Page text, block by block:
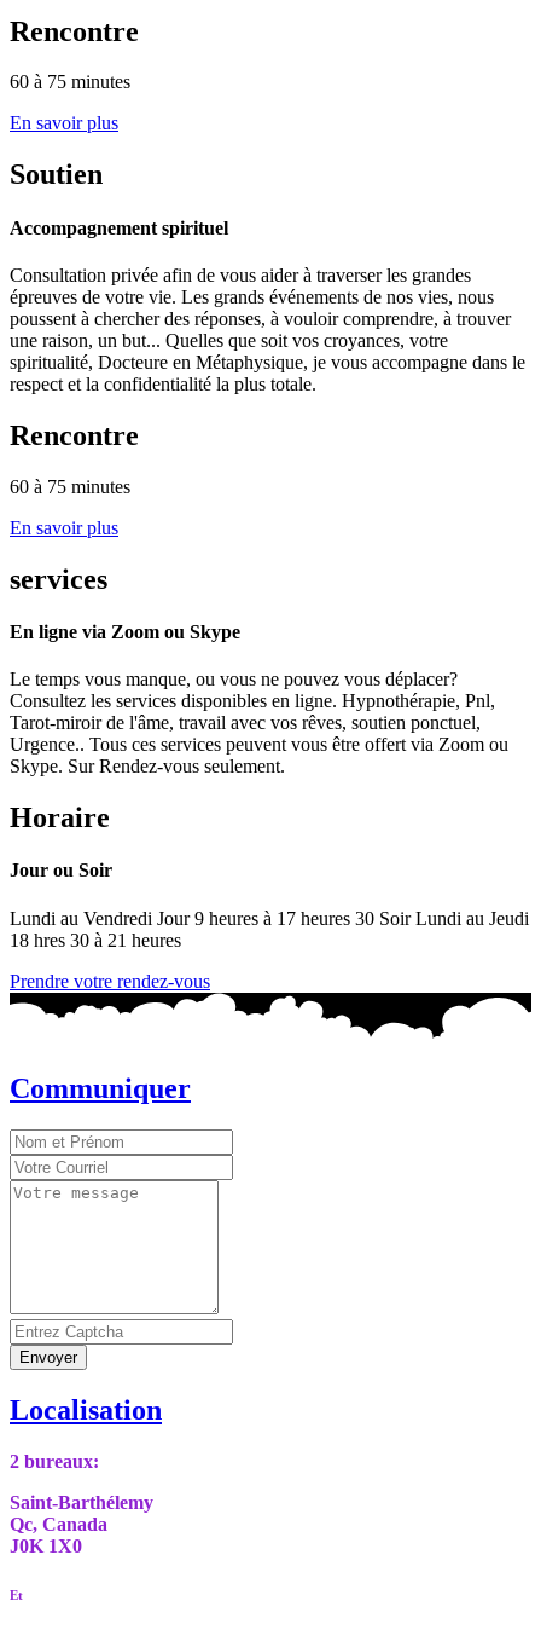
Rencontre
60 à 75 minutes
En savoir plus
Soutien
Accompagnement spirituel
Consultation privée afin de vous aider à traverser les grandes
épreuves de votre vie. Les grands événements de nos vies, nous
poussent à chercher des réponses, à vouloir comprendre, à trouver
une raison, un but... Quelles que soit vos croyances, votre
spiritualité, Docteure en Métaphysique, je vous accompagne dans le
respect et la confidentialité la plus totale.
Rencontre
60 à 75 minutes
En savoir plus
services
En ligne via Zoom ou Skype
Le temps vous manque, ou vous ne pouvez vous déplacer?
Consultez les services disponibles en ligne. Hypnothérapie, Pnl,
Tarot-miroir de l'âme, travail avec vos rêves, soutien ponctuel,
Urgence.. Tous ces services peuvent vous être offert via Zoom ou
Skype. Sur Rendez-vous seulement.
Horaire
Jour ou Soir
Lundi au Vendredi Jour 9 heures à 17 heures 30 Soir Lundi au Jeudi
18 hres 30 à 21 heures
Prendre votre rendez-vous
Communiquer
Envoyer
Localisation
2 bureaux:
Saint-Barthélemy
Qc, Canada
J0K 1X0
Et